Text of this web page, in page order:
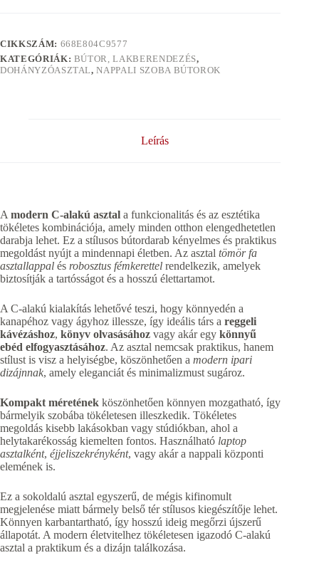
CIKKSZÁM: 668E804C9577
KATEGÓRIÁK: BÚTOR, LAKBERENDEZÉS,
DOHÁNYZÓASZTAL,NAPPALI SZOBA BÚTOROK
Leírás
A modern C-alakú asztal a funkcionalitás és az esztétika
tökéletes kombinációja, amely minden otthon elengedhetetlen
darabja lehet. Ez a stílusos bútordarab kényelmes és praktikus
megoldást nyújt a mindennapi életben. Az asztal tömör fa
asztallappal és robosztus fémkerettel rendelkezik, amelyek
biztosítják a tartósságot és a hosszú élettartamot.
A C-alakú kialakítás lehetővé teszi, hogy könnyedén a
kanapéhoz vagy ágyhoz illessze, így ideális társ a reggeli
kávézáshoz, könyv olvasásához vagy akár egy könnyű
ebéd elfogyasztásához. Az asztal nemcsak praktikus, hanem
stílust is visz a helyiségbe, köszönhetően a modern ipari
dizájnnak, amely eleganciát és minimalizmust sugároz.
Kompakt méretének köszönhetően könnyen mozgatható, így
bármelyik szobába tökéletesen illeszkedik. Tökéletes
megoldás kisebb lakásokban vagy stúdiókban, ahol a
helytakarékosság kiemelten fontos. Használható laptop
asztalként, éjjeliszekrényként, vagy akár a nappali központi
elemének is.
Ez a sokoldalú asztal egyszerű, de mégis kifinomult
megjelenése miatt bármely belső tér stílusos kiegészítője lehet.
Könnyen karbantartható, így hosszú ideig megőrzi újszerű
állapotát. A modern életvitelhez tökéletesen igazodó C-alakú
asztal a praktikum és a dizájn találkozása.